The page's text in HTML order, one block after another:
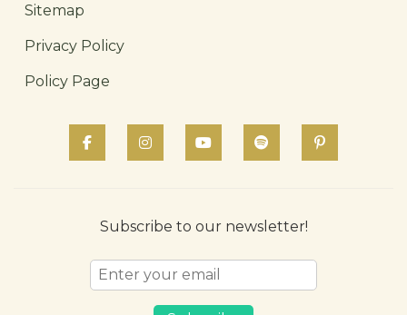
Sitemap
Privacy Policy
Policy Page
Subscribe to our newsletter!